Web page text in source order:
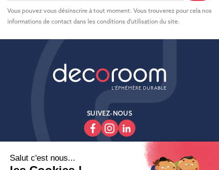
Vous pouvez vous désinscrire à tout moment. Vous trouverez pour cela nos
informations de contact dans les conditions d'utilisation du site.
SUIVEZ-NOUS